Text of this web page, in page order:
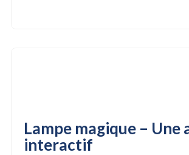
Lampe magique –
interactif